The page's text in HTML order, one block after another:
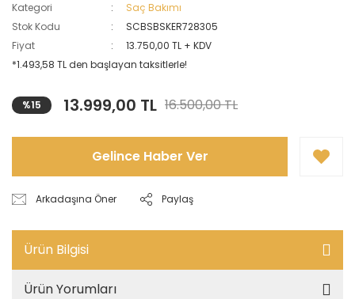
Kategori
Saç Bakımı
Stok Kodu
SCBSBSKER728305
Fiyat
13.750,00 TL + KDV
*1.493,58 TL den başlayan taksitlerle!
%15 13.999,00 TL 16.500,00 TL
Gelince Haber Ver
Arkadaşına Öner Paylaş
Ürün Bilgisi
Ürün Yorumları